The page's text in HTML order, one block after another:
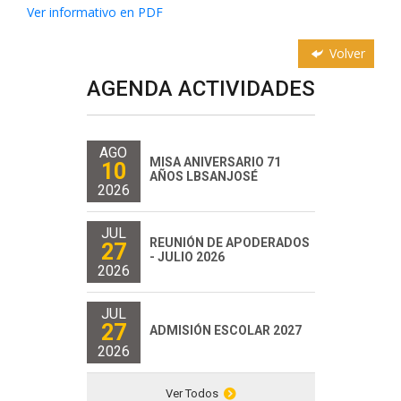
Ver informativo en PDF
Volver
AGENDA ACTIVIDADES
AGO
10
2026
MISA ANIVERSARIO 71
AÑOS LBSANJOSÉ
JUL
27
2026
REUNIÓN DE APODERADOS
- JULIO 2026
JUL
27
2026
ADMISIÓN ESCOLAR 2027
Ver Todos